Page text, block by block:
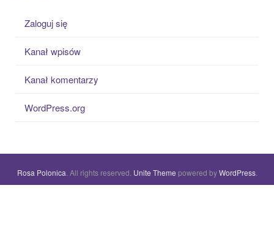
Zaloguj się
Kanał wpisów
Kanał komentarzy
WordPress.org
Rosa Polonica . All rights reserved. Unite Theme powered byWordPress.